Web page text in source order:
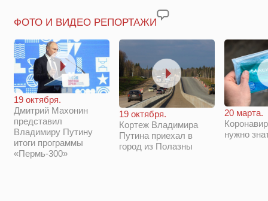
ФОТО И ВИДЕО РЕПОРТАЖИ
19 октября.
Дмитрий Махонин
представил
Владимиру Путину
итоги программы
«Пермь-300»
19 октября.
Кортеж Владимира
Путина приехал в
город из Полазны
20 марта.
нужно